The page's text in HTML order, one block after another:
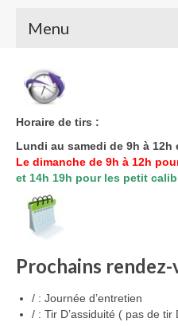
Menu
Infos club
Sécurité
Bilan des championnats
Bénévoles
Vidéos
Boutique
Horaire de tirs :
Lundi au samedi de 9h à 12h
Le dimanche de 9h à 12h
et 14h 19h pour les petit
Prochains rendez-
/ : Journée d’entretien
/ : Tir D’assiduité ( pas de tir